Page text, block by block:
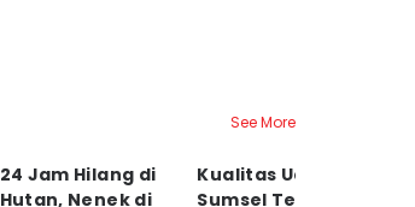
See More
24 Jam Hilang di
Hutan, Nenek di
Kualitas Udara di
Sumsel Terburuk